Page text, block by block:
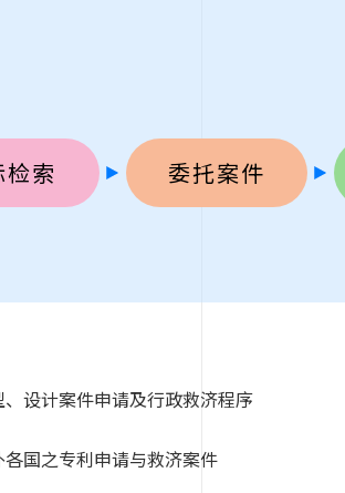
检索 委托案件
设计案件申请及行政救济程序
国之专利申请与救济案件